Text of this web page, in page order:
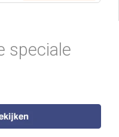
speciale